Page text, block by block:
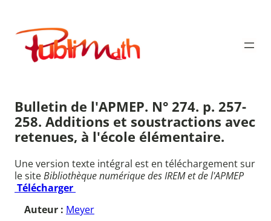
contenu
Publimath
Bulletin de l'APMEP. N° 274. p. 257-
258. Additions et soustractions avec
retenues, à l'école élémentaire.
Une version texte intégral est en téléchargement sur
le siteBibliothèque numérique des IREM et de l'APMEP
Télécharger
Auteur : Meyer